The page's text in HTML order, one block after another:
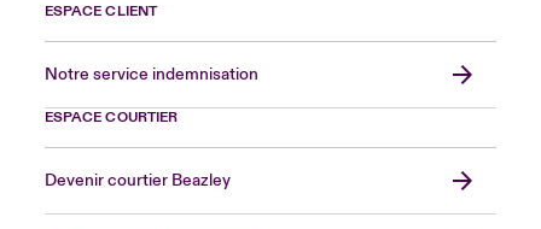
ESPACE CLIENT
Notre service indemnisation
ESPACE COURTIER
Devenir courtier Beazley